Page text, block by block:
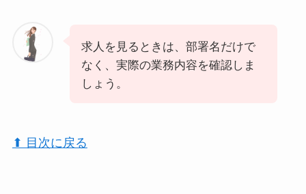
求人を見るときは、部署名だけで
なく、実際の業務内容を確認しま
しょう。
⬆︎ 目次に戻る